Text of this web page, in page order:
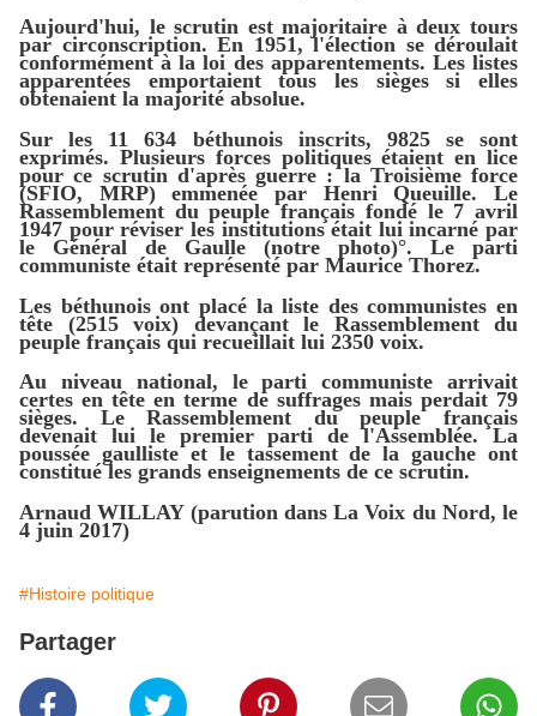
Aujourd'hui, le scrutin est majoritaire à deux tours
par circonscription. En 1951, l'élection se déroulait
conformément à la loi des apparentements. Les listes
apparentées emportaient tous les sièges si elles
obtenaient la majorité absolue.
Sur les 11 634 béthunois inscrits, 9825 se sont
exprimés. Plusieurs forces politiques étaient en lice
pour ce scrutin d'après guerre : la Troisième force
(SFIO, MRP) emmenée par Henri Queuille. Le
Rassemblement du peuple français fondé le 7 avril
1947 pour réviser les institutions était lui incarné par
le Général de Gaulle (notre photo)°. Le parti
communiste était représenté par Maurice Thorez.
Les béthunois ont placé la liste des communistes en
tête (2515 voix) devançant le Rassemblement du
peuple français qui recueillait lui 2350 voix.
Au niveau national, le parti communiste arrivait
certes en tête en terme de suffrages mais perdait 79
sièges. Le Rassemblement du peuple français
devenait lui le premier parti de l'Assemblée. La
poussée gaulliste et le tassement de la gauche ont
constitué les grands enseignements de ce scrutin.
Arnaud WILLAY (parution dans La Voix du Nord, le
4 juin 2017)
#Histoire politique
Partager